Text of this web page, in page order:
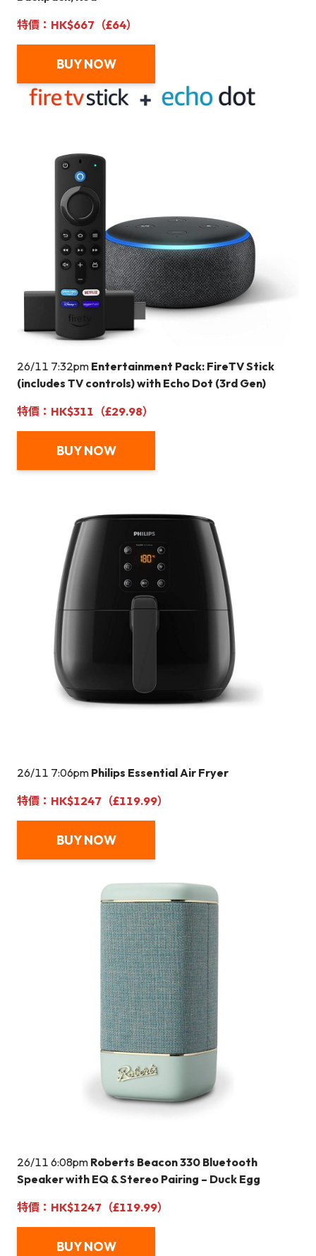
特價：HK$667（£64）
BUY NOW
26/11 7:32pm Entertainment Pack: FireTV Stick
(includes TV controls) with Echo Dot (3rd Gen)
特價：HK$311（£29.98）
BUY NOW
26/11 7:06pm Philips Essential Air Fryer
特價：HK$1247（£119.99）
BUY NOW
26/11 6:08pm Roberts Beacon 330 Bluetooth
Speaker with EQ & Stereo Pairing – Duck Egg
特價：HK$1247（£119.99）
BUY NOW